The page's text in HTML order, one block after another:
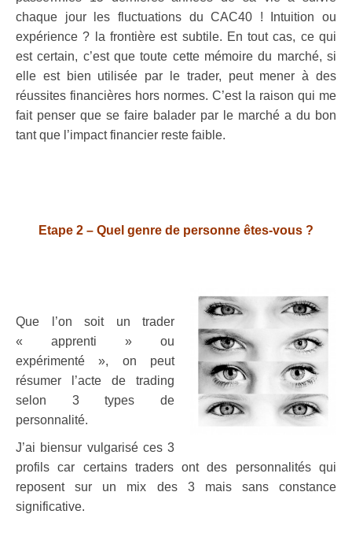
chaque jour les fluctuations du CAC40 ! Intuition ou
expérience ? la frontière est subtile. En tout cas, ce qui
est certain, c’est que toute cette mémoire du marché, si
elle est bien utilisée par le trader, peut mener à des
réussites financières hors normes. C’est la raison qui me
fait penser que se faire balader par le marché a du bon
tant que l’impact financier reste faible.
Etape 2 – Quel genre de personne êtes-vous ?
Que l’on soit un trader
« apprenti » ou
expérimenté », on peut
résumer l’acte de trading
selon 3 types de
personnalité.
J’ai biensur vulgarisé ces 3
profils car certains traders ont des personnalités qui
reposent sur un mix des 3 mais sans constance
significative.